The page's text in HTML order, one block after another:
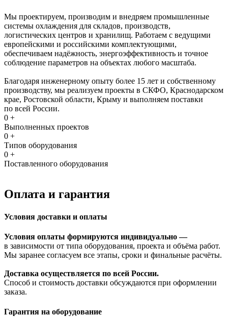
Мы проектируем, производим и внедряем промышленные
системы охлаждения для складов, производств,
логистических центров и хранилищ. Работаем с ведущими
европейскими и российскими комплектующими,
обеспечиваем надёжность, энергоэффективность и точное
соблюдение параметров на объектах любого масштаба.
Благодаря инженерному опыту более 15 лет и собственному
производству, мы реализуем проекты в СКФО, Краснодарском
крае, Ростовской области, Крыму и выполняем поставки
по всей России.
0 +
Выполненных проектов
0 +
Типов оборудования
0 +
Поставленного оборудования
Оплата и гарантия
Условия доставки и оплаты
Условия оплаты формируются индивидуально —
в зависимости от типа оборудования, проекта и объёма работ.
Мы заранее согласуем все этапы, сроки и финальные расчёты.
Доставка осуществляется по всей России.
Способ и стоимость доставки обсуждаются при оформлении
заказа.
Гарантия на оборудование